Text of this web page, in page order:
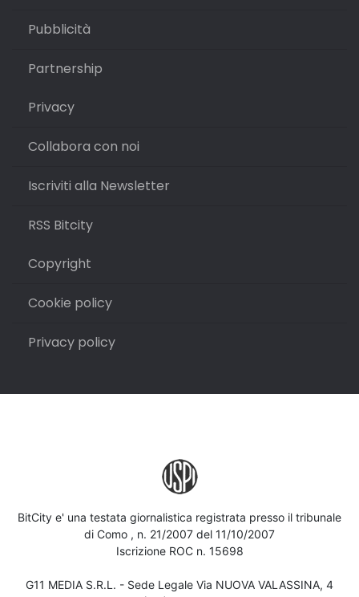
Pubblicità
Partnership
Privacy
Collabora con noi
Iscriviti alla Newsletter
RSS Bitcity
Copyright
Cookie policy
Privacy policy
BitCity e' una testata giornalistica registrata presso il tribunale
di Como , n. 21/2007 del 11/10/2007
Iscrizione ROC n. 15698
G11 MEDIA S.R.L. - Sede Legale Via NUOVA VALASSINA, 4